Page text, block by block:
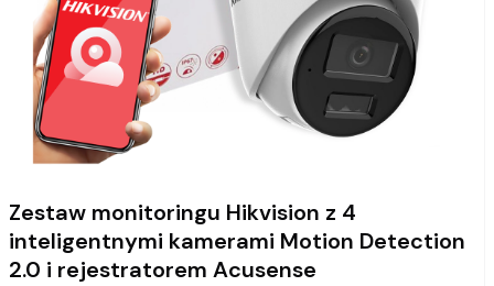
Zestaw monitoringu Hikvision z 4
inteligentnymi kamerami Motion Detection
2.0 i rejestratorem Acusense